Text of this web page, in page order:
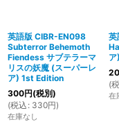
英語版 CIBR-EN098
Subterror Behemoth
Fiendess サブテラーマ
リスの妖魔 (スーパーレ
ア) 1st Edition
300円(税別)
(税込 : 330円)
在庫なし
英
(
在